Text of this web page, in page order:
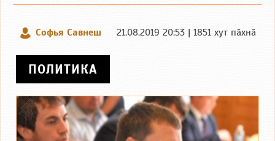
Софья Савнеш 21.08.2019 20:53 | 1851 хут пӑхнӑ
ПОЛИТИКА